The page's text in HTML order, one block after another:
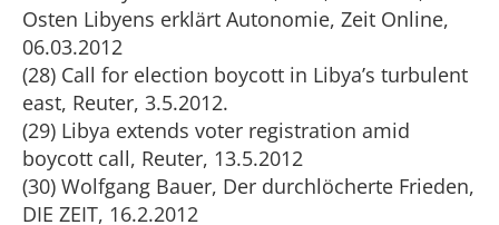
Osten Libyens erklärt Autonomie, Zeit Online,
06.03.2012
(28) Call for election boycott in Libya’s turbulent
east, Reuter, 3.5.2012.
(29) Libya extends voter registration amid
boycott call, Reuter, 13.5.2012
(30) Wolfgang Bauer, Der durchlöcherte Frieden,
DIE ZEIT, 16.2.2012